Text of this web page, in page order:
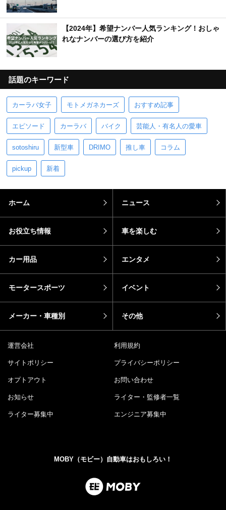
【2024年】希望ナンバー人気ランキング！おしゃ
れなナンバーの選び方を紹介
話題のキーワード
カーラバ女子 モトメガネカーズ おすすめ記事
エピソード カーラバ バイク 芸能人・有名人の愛車
sotoshiru 新型車 DRIMO 推し車 コラム
pickup 新着
ホーム ニュース
お役立ち情報 車を楽しむ
カー用品 エンタメ
モータースポーツ イベント
メーカー・車種別 その他
運営会社 利用規約
サイトポリシー プライバシーポリシー
オプトアウト お問い合わせ
お知らせ ライター・監修者一覧
ライター募集中 エンジニア募集中
MOBY（モビー）自動車はおもしろい！